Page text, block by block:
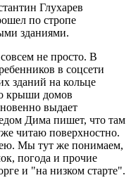
Глухарев
по стропе
зданиями.
не просто. В
в соцсети
зданий на кольце
крыши домов
выдает
Дима пишет, что там
читаю поверхностно.
Мы тут же понимаем,
погода и прочие
и "на низком старте".